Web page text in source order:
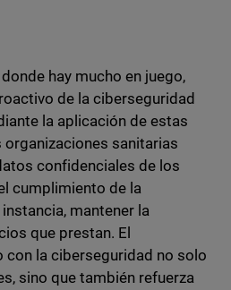
hay mucho en juego,
de la ciberseguridad
la aplicación de estas
sanitarias
confidenciales de los
cumplimiento de la
mantener la
que prestan. El
la ciberseguridad no solo
sino que también refuerza